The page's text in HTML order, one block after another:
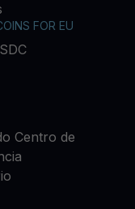
FOR EU
Centro de